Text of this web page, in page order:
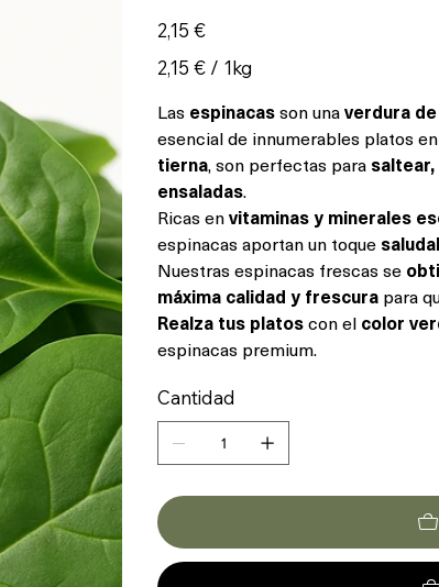
Precio
2,15 €
2,15 €
por
2,15 € / 1kg
Las espinacasson unaverdura
esencial de innumerables platos
tierna, son perfectas para
ensaladas.
Ricas envitaminas y minerales
espinacas aportan un toque
Nuestras espinacas frescas se
máxima calidad y frescura para
Realza tus platoscon el color
espinacas premium.
Cantidad